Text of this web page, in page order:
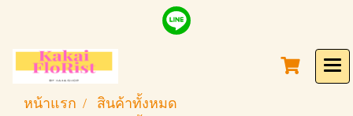
หน้าแรก
สินค้าทั้งหมด